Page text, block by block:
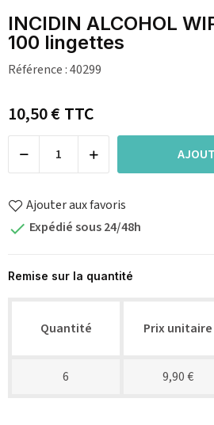
INCIDIN ALCOHOL
100 lingettes
Référence :40299
10,50 €TTC
Ajouter aux favoris
 Expédié sous 24/48h
Remise sur la quantité
Quantité Prix unitaire
6 9,90 €